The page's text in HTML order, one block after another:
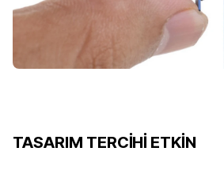
TASARIM TERCİHİ ETKİN